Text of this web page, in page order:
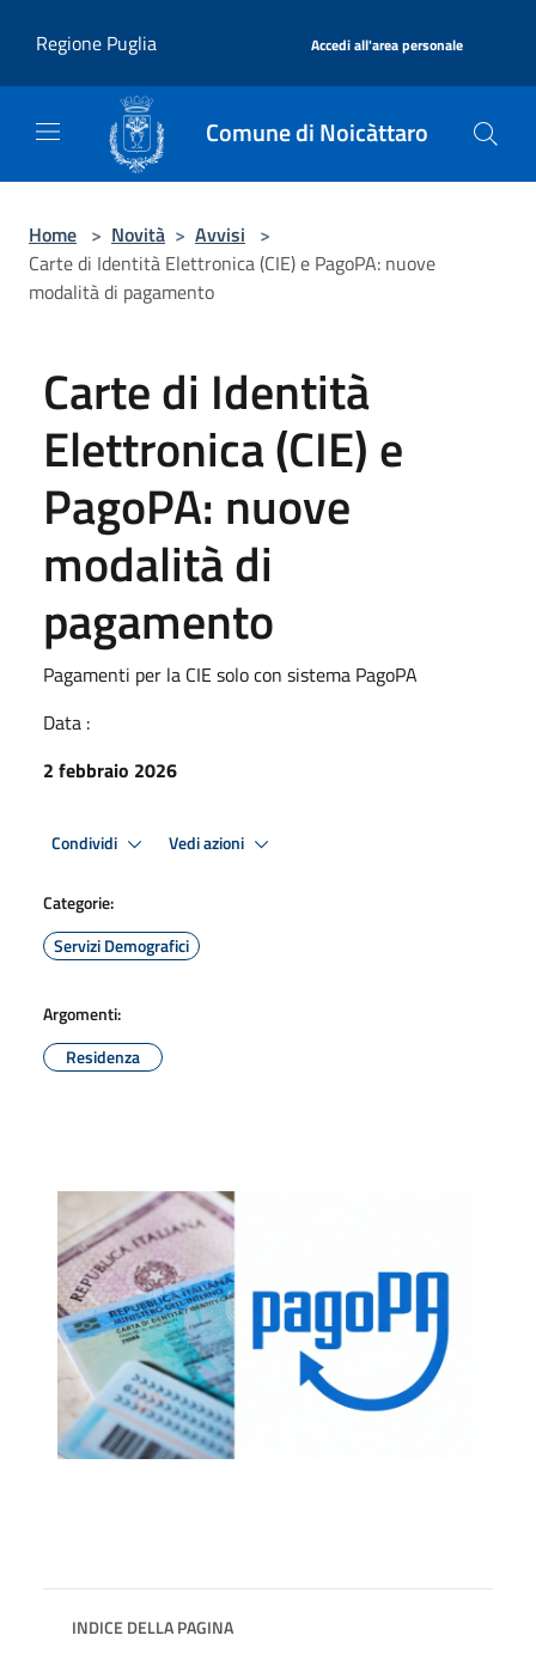
Regione Puglia
Accedi all'area personale
Comune di Noicàttaro
Home > Novità > Avvisi >
Carte di Identità Elettronica (CIE) e PagoPA: nuove
modalità di pagamento
Carte di Identità
Elettronica (CIE) e
PagoPA: nuove
modalità di
pagamento
Pagamenti per la CIE solo con sistema PagoPA
Data :
2 febbraio 2026
Condividi Vedi azioni
Categorie:
Servizi Demografici
Argomenti:
Residenza
INDICE DELLA PAGINA